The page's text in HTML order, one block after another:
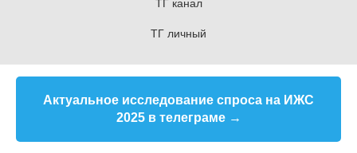
ТГ канал
ТГ личный
Актуальное исследование спроса на ИЖС
2025 в телеграме →